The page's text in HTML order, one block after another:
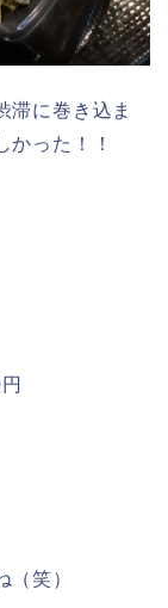
滞に巻き込ま
かった！！
笑）